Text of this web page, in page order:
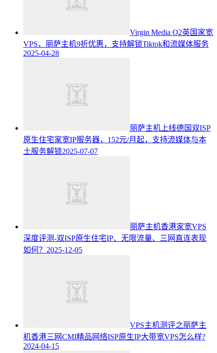
Virgin Media O2英国家宽
VPS，丽萨主机9折优惠，支持解锁Tiktok和流媒体服务
2025-04-28
丽萨主机上线德国双ISP
原生住宅家宽IP服务器，152元/月起，支持流媒体与本
土服务解锁2025-07-07
丽萨主机香港家宽VPS
深度评测-双ISP原生住宅IP、无限流量、三网直连表现
如何？ 2025-12-05
VPS主机测评之丽萨主
机香港三网CMI精品网络ISP原生IP大带宽VPS怎么样?
2024-04-15